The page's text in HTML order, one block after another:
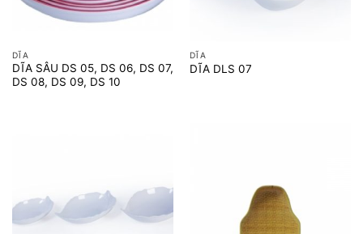
DĨA
DĨA SÂU DS 05, DS 06, DS 07,
DS 08, DS 09, DS 10
DĨA
DĨA DLS 07